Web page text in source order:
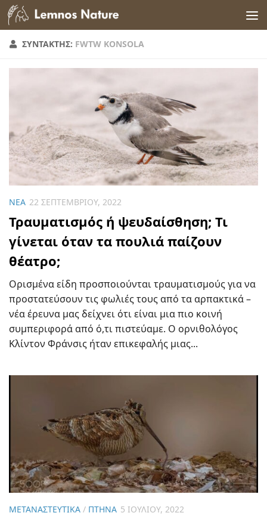
Skip to content
ΣΥΝΤΆΚΤΗΣ: FWTW KONSOLA
ΝΈΑ 22 ΣΕΠΤΕΜΒΡΊΟΥ, 2022
Τραυματισμός ή ψευδαίσθηση; Τι
γίνεται όταν τα πουλιά παίζουν
θέατρο;
Ορισμένα είδη προσποιούνται τραυματισμούς για να
προστατεύσουν τις φωλιές τους από τα αρπακτικά –
νέα έρευνα μας δείχνει ότι είναι μια πιο κοινή
συμπεριφορά από ό,τι πιστεύαμε. Ο ορνιθολόγος
Κλίντον Φράνσις ήταν επικεφαλής μιας...
ΜΕΤΑΝΑΣΤΕΥΤΙΚΆ / ΠΤΗΝΆ 5 ΙΟΥΛΊΟΥ, 2022